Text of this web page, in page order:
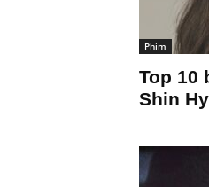
Phim
Top 10
Shin